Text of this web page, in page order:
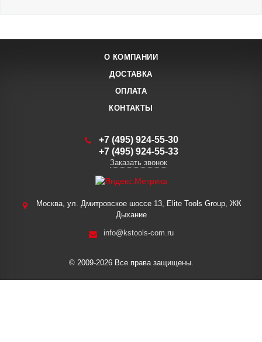
О КОМПАНИИ
ДОСТАВКА
ОПЛАТА
КОНТАКТЫ
+7 (495) 924-55-30
+7 (495) 924-55-33
Заказать звонок
Москва, ул. Дмитровское шоссе 13, Elite Tools Group, ЖК
Дыхание
info@kstools-com.ru
© 2009-2026 Все права защищены.